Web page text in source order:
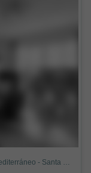
Piso en Calle Calañas, Los Guindos - Parque Mediterráneo - Santa Paula, Málaga